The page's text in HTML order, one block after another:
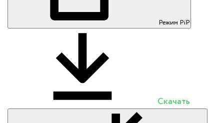
Режим PiP
Скачать